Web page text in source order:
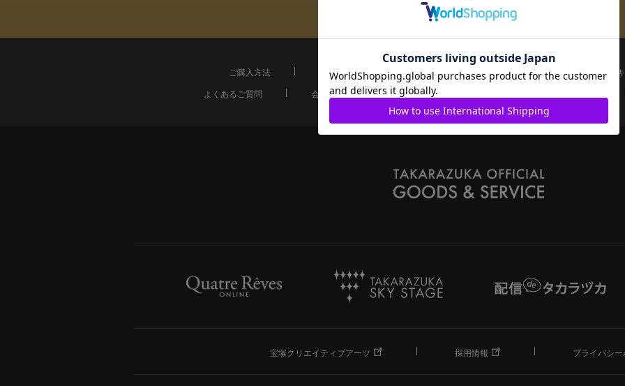
メールマガジンのご案内
ご購入方法 配送について お支払い方法 決済について
よくあるご質問
会員ページ 宝塚歌劇共通ID新規会員登録
宝塚クリエイティブアーツ 採用情報 プライバシ